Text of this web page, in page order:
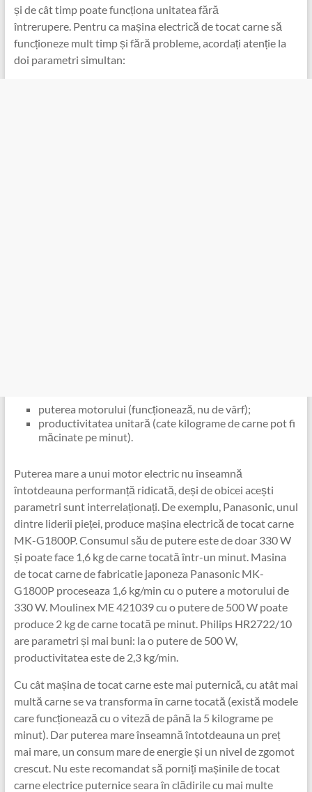
și de cât timp poate funcționa unitatea fără
întrerupere. Pentru ca mașina electrică de tocat carne să
funcționeze mult timp și fără probleme, acordați atenție la
doi parametri simultan:
puterea motorului (funcționează, nu de vârf);
productivitatea unitară (cate kilograme de carne pot fi
măcinate pe minut).
Puterea mare a unui motor electric nu înseamnă
întotdeauna performanță ridicată, deși de obicei acești
parametri sunt interrelaționați. De exemplu, Panasonic, unul
dintre liderii pieței, produce mașina electrică de tocat carne
MK-G1800P. Consumul său de putere este de doar 330 W
și poate face 1,6 kg de carne tocată într-un minut. Masina
de tocat carne de fabricatie japoneza Panasonic MK-
G1800P proceseaza 1,6 kg/min cu o putere a motorului de
330 W. Moulinex ME 421039 cu o putere de 500 W poate
produce 2 kg de carne tocată pe minut. Philips HR2722/10
are parametri și mai buni: la o putere de 500 W,
productivitatea este de 2,3 kg/min.
Cu cât mașina de tocat carne este mai puternică, cu atât mai
multă carne se va transforma în carne tocată (există modele
care funcționează cu o viteză de până la 5 kilograme pe
minut). Dar puterea mare înseamnă întotdeauna un preț
mai mare, un consum mare de energie și un nivel de zgomot
crescut. Nu este recomandat să porniți mașinile de tocat
carne electrice puternice seara în clădirile cu mai multe